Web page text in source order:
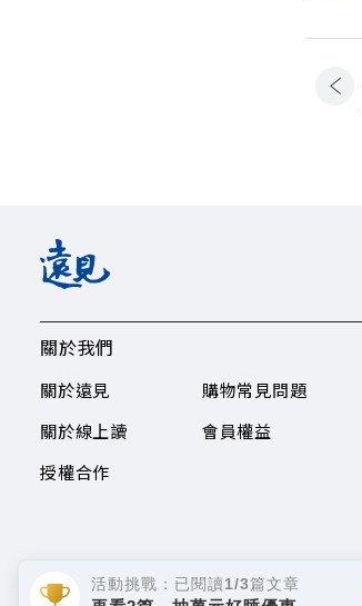
關於我們
關於遠見
關於線上讀
授權合作
購物常見問題
會員權益
活動挑戰：已閱讀1/3篇文章